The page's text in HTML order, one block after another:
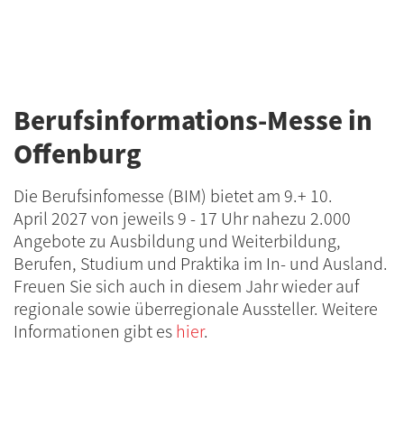
Berufsinformations-Messe in
Offenburg
Die Berufsinfomesse (BIM) bietet am 9.+ 10.
April 2027 von jeweils 9 - 17 Uhr nahezu 2.000
Angebote zu Ausbildung und Weiterbildung,
Berufen, Studium und Praktika im In- und Ausland.
Freuen Sie sich auch in diesem Jahr wieder auf
regionale sowie überregionale Aussteller. Weitere
Informationen gibt eshier.